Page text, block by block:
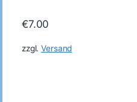
€7.00
zzgl.Versand